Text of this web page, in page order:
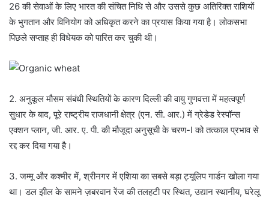
26 की सेवाओं के लिए भारत की संचित निधि से और उससे कुछ अतिरिक्त राशियों
के भुगतान और विनियोग को अधिकृत करने का प्रयास किया गया है। लोकसभा
पिछले सप्ताह ही विधेयक को पारित कर चुकी थी।
2. अनुकूल मौसम संबंधी स्थितियों के कारण दिल्ली की वायु गुणवत्ता में महत्वपूर्ण
सुधार के बाद, पूरे राष्ट्रीय राजधानी क्षेत्र (एन. सी. आर.) में ग्रेडेड रेस्पॉन्स
एक्शन प्लान, जी. आर. ए. पी. की मौजूदा अनुसूची के चरण-I को तत्काल प्रभाव से
रद्द कर दिया गया है।
3. जम्मू और कश्मीर में, श्रीनगर में एशिया का सबसे बड़ा ट्यूलिप गार्डन खोला गया
था। डल झील के सामने ज़बरवान रेंज की तलहटी पर स्थित, उद्यान स्थानीय, घरेलू